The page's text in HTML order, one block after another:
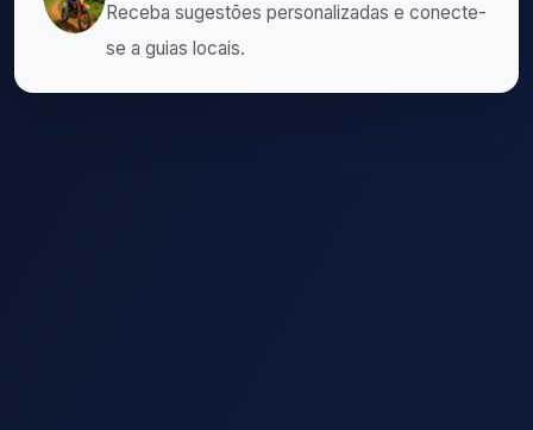
Receba sugestões personalizadas e conecte-
se a guias locais.